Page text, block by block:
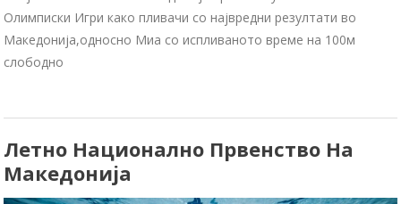
Олимписки Игри како пливачи со највредни резултати во
Македонија,односно Миа со испливаното време на 100м
слободно
Летно Национално Првенство На
Македонија